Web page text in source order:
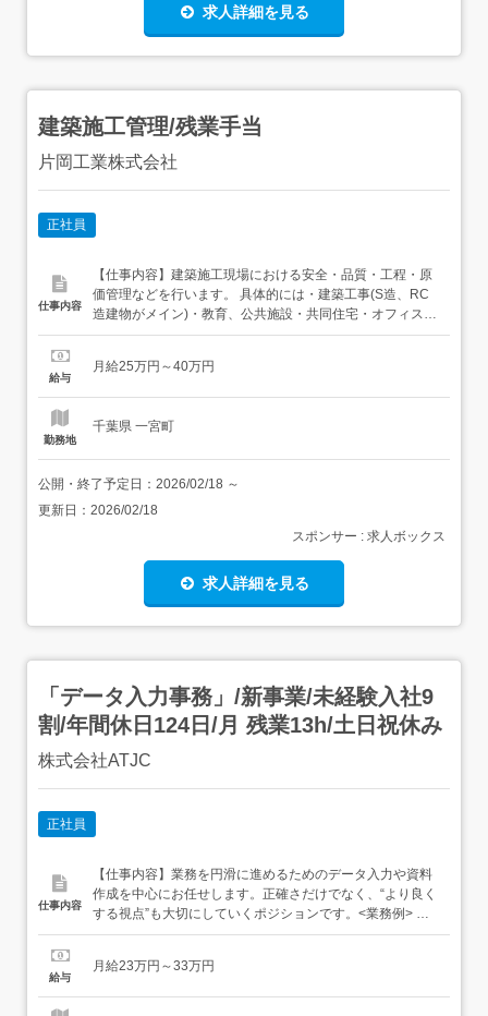
求人詳細を見る
建築施工管理/残業手当
片岡工業株式会社
正社員
仕事内容
【仕事内容】建築施工現場における安全・品質・工程・原
価管理などを行います。 具体的には・建築工事(S造、RC
造建物がメイン)・教育、公共施設・共同住宅・オフィスビ
ル、工場・店舗などの商業施設 など 【経験・資格】<必須
工管理技士2級土木施工管理技士1級建築施工管理技士一級
給与
月給25万円～40万円
勤務地
千葉県 一宮町
公開・終了予定日： 2026/02/18 ～
更新日： 2026/02/18
スポンサー : 求人ボックス
求人詳細を見る
「データ入力事務」/新事業/未経験入社9
割/年間休日124日/月 残業13h/土日祝休み
株式会社ATJC
正社員
仕事内容
【仕事内容】業務を円滑に進めるためのデータ入力や資料
作成を中心にお任せします。正確さだけでなく、“より良く
する視点”も大切にしていくポジションです。<業務例> デ
ータ集計・入力 Excelやスプレッドシートでの資料作成 報
務フローの整理・標準化 関数やツールを使った効率化 RPA
給与
月給23万円～33万円